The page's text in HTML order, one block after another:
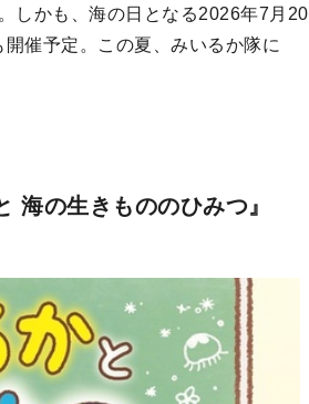
しかも、海の日となる2026年7月20
催予定。この夏、みいるか隊に
海の生きもののひみつ』